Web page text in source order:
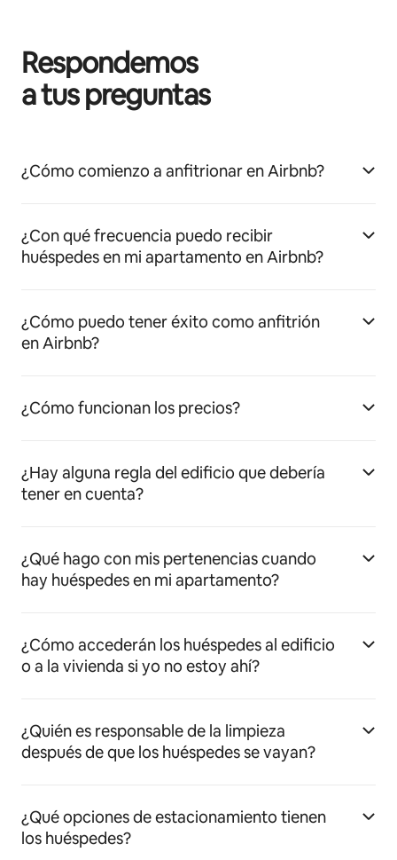
Respondemos
a tus preguntas
¿Cómo comienzo a anfitrionar en Airbnb?
¿Con qué frecuencia puedo recibir
huéspedes en mi apartamento en Airbnb?
¿Cómo puedo tener éxito como anfitrión
en Airbnb?
¿Cómo funcionan los precios?
¿Hay alguna regla del edificio que debería
tener en cuenta?
¿Qué hago con mis pertenencias cuando
hay huéspedes en mi apartamento?
¿Cómo accederán los huéspedes al edificio
o a la vivienda si yo no estoy ahí?
¿Quién es responsable de la limpieza
después de que los huéspedes se vayan?
¿Qué opciones de estacionamiento tienen
los huéspedes?